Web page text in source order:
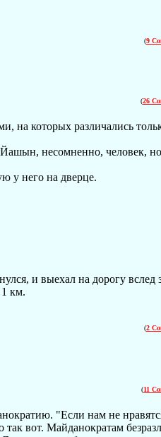
(9
(26
на которых различались
несомненно, человек,
у него на дверце.
и выехал на дорогу вслед
км.
(2
(11
"Если нам не
вот. Майданократам